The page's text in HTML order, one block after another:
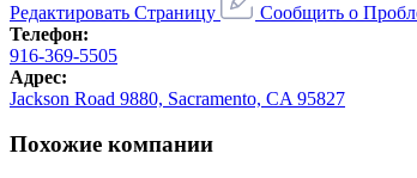
Редактировать Страницу
Сообщить о
Телефон:
916-369-5505
Адрес:
Jackson Road 9880, Sacramento, CA 95827
Похожие компании